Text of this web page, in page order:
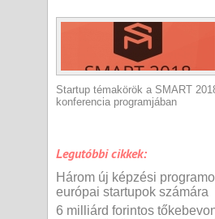
Startup témakörök a SMART
konferencia programjában
Legutóbbi cikkek:
Három új képzési
európai startupok számára
6 milliárd forintos